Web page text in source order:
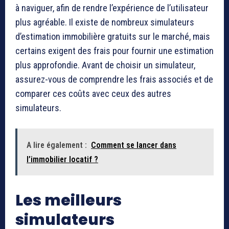
à naviguer, afin de rendre l’expérience de l’utilisateur
plus agréable. Il existe de nombreux simulateurs
d’estimation immobilière gratuits sur le marché, mais
certains exigent des frais pour fournir une estimation
plus approfondie. Avant de choisir un simulateur,
assurez-vous de comprendre les frais associés et de
comparer ces coûts avec ceux des autres
simulateurs.
A lire également : Comment se lancer dans
l’immobilier locatif ?
Les meilleurs
simulateurs